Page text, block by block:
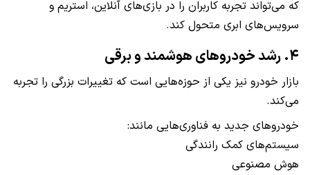
که می‌تواند تجربه کاربران را در بازی‌های آنلاین، استریم و
سرویس‌های ابری متحول کند.
۴. رشد خودروهای هوشمند و برقی
بازار خودرو نیز یکی از حوزه‌هایی است که تغییرات بزرگی را تجربه
می‌کند.
خودروهای جدید به فناوری‌هایی مانند:
سیستم‌های کمک رانندگی
هوش مصنوعی